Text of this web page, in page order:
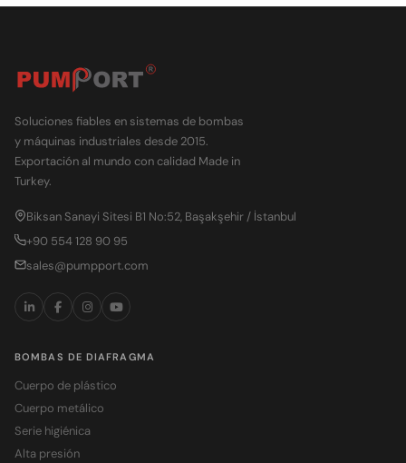
Soluciones fiables en sistemas de bombas
y máquinas industriales desde 2015.
Exportación al mundo con calidad Made in
Turkey.
Biksan Sanayi Sitesi B1 No:52, Başakşehir / İstanbul
+90 554 128 90 95
sales@pumpport.com
BOMBAS DE DIAFRAGMA
Cuerpo de plástico
Cuerpo metálico
Serie higiénica
Alta presión